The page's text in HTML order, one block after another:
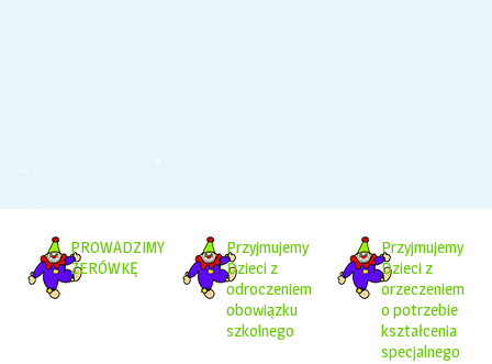
PROWADZIMY
ZERÓWKĘ
Przyjmujemy
Dzieci z
odroczeniem
obowiązku
szkolnego
Przyjmujemy
Dzieci z
orzeczeniem
o potrzebie
kształcenia
specjalnego